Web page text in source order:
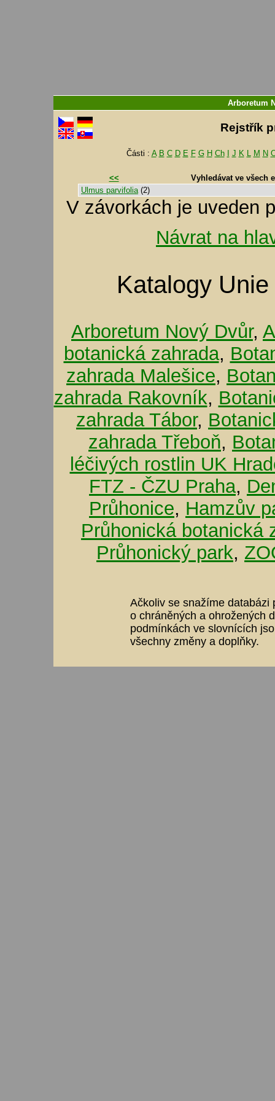
Arboretum
Rejstřík
Části : A B C D E F G H Ch J K L M N
<<
Vyhledávat ve všech
Ulmus parvifolia(2)
V závorkách je uveden
Návrat na
Katalogy
Arboretum Nový Dvůr,
botanická zahrada,
zahrada Malešice,
zahrada Rakovník,
zahrada Tábor,
zahrada Třeboň,
léčivých rostlin UK
FTZ - ČZU Praha,
Průhonice, Hamzův
Průhonická botanická
Průhonický park,
Ačkoliv se snažíme databázi
o chráněných a ohrožených
podmínkách ve slovnících
všechny změny a doplňky.